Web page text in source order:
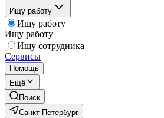
Ищу работу
Ищу работу
Ищу работу
Ищу сотрудника
Сервисы
Помощь
Ещё
Поиск
Санкт-Петербург